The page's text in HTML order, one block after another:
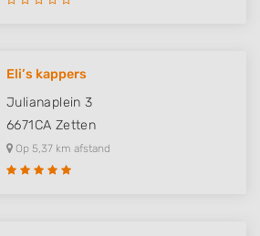
Eli’s kappers
Julianaplein 3
6671CA Zetten
Op 5,37 km afstand